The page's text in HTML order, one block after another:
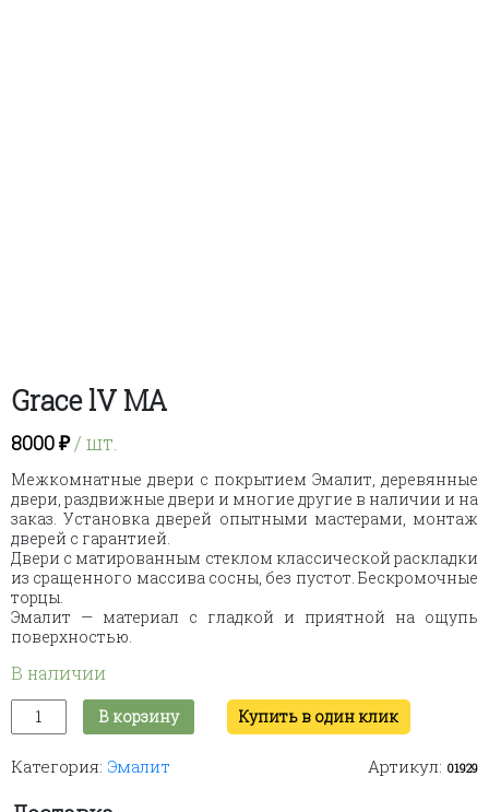
Grace lV MA
8000₽/ шт.
Межкомнатные двери с покрытием Эмалит, деревянные
двери, раздвижные двери и многие другие в наличии и на
заказ. Установка дверей опытными мастерами, монтаж
дверей с гарантией.
Двери с матированным стеклом классической раскладки
из сращенного массива сосны, без пустот. Бескромочные
торцы.
Эмалит — материал с гладкой и приятной на ощупь
поверхностью.
В наличии
Количество
товара
lV
В корзину Купить в один клик
Артикул: 01929
Категория: Эмалит